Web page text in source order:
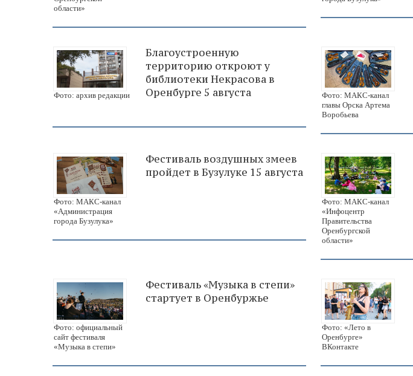
области»
Фото: архив редакции
Благоустроенную
территорию откроют у
библиотеки Некрасова в
Оренбурге 5 августа
Фото: МАКС-канал
главы Орска Артема
Воробьева
Фото: МАКС-канал
«Администрация
города Бузулука»
Фестиваль воздушных змеев
пройдет в Бузулуке 15 августа
Фото: МАКС-канал
«Инфоцентр
Правительства
Оренбургской
области»
Фото: официальный
сайт фестиваля
«Музыка в степи»
Фестиваль «Музыка в степи»
стартует в Оренбуржье
Фото: «Лето в
Оренбурге»
ВКонтакте